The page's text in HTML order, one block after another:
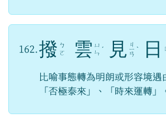
162. 撥 ㄅ
ㄛ
雲 ㄩ
ㄣ ˊ 見 ㄐ
ㄧ
ㄢ
ˋ 日
比喻事態轉為明朗或形容境遇
「否極泰來」、「時來運轉」